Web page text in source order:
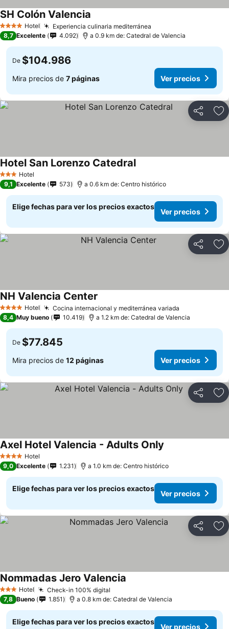
4 EstrellasHotel Experiencia culinaria mediterránea
SH Colón Valencia
8,7 Excelente 4.092 a 0.9 km de: Catedral de Valencia
De $104.986
Mira precios de 7 páginas Ver precios
Compartir
3 Estrellas
Hotel
Hotel San Lorenzo Catedral
9,1 Excelente 573 a 0.6 km de: Centro histórico
Elige fechas para ver los precios exactos
Ver precios
Compartir
4 EstrellasHotel Cocina internacional y mediterránea variada
NH Valencia Center
8,4 Muy bueno 10.419 a 1.2 km de: Catedral de Valencia
De $77.845
Mira precios de 12 páginas Ver precios
Compartir
4 EstrellasHotel
Axel Hotel Valencia - Adults Only
9,0 Excelente 1.231 a 1.0 km de: Centro histórico
Elige fechas para ver los precios exactos
Ver precios
Compartir
3 Estrellas
Hotel Check-in 100% digital
Nommadas Jero Valencia
7,8 Bueno 1.851 a 0.8 km de: Catedral de Valencia
Elige fechas para ver los precios exactos
Ver precios